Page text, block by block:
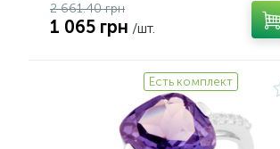
2 661.40 грн
1 065 грн /шт.
Есть комплект